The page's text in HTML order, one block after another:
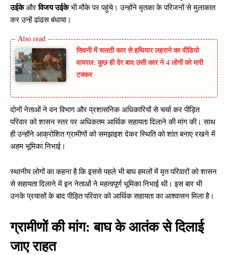
उईकेऔरविजय उईकेभी मौके पर पहुंचे। उन्होंने मृतका के परिजनों से मुलाकात
कर उन्हें ढांढस बंधाया।
सिवनी में चलती कार से हथियार लहराने का वीडियो
वायरल: कुछ ही देर बाद उसी कार ने 4 लोगों को मारी
टक्कर
दोनों नेताओं ने वन विभाग और प्रशासनिक अधिकारियों से चर्चा कर पीड़ित
परिवार को शासन स्तर पर अधिकतम आर्थिक सहायता दिलाने की मांग की। साथ
ही उन्होंने आक्रोशित ग्रामीणों को समझाइश देकर स्थिति को शांत बनाए रखने में
अहम भूमिका निभाई।
स्थानीय लोगों का कहना है कि इससे पहले भी बाघ हमलों में मृत परिवारों को शासन
से सहायता दिलाने में इन नेताओं ने महत्वपूर्ण भूमिका निभाई थी। इस बार भी
उनके प्रयासों के बाद पीड़ित परिवार को आर्थिक सहायता का आश्वासन मिला है।
ग्रामीणों की मांग: बाघ के आतंक से दिलाई
जाए राहत